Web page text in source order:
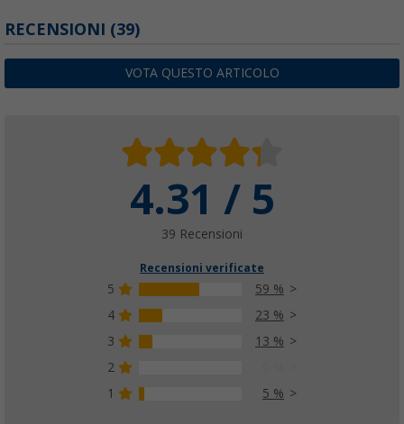
RECENSIONI (39)
VOTA QUESTO ARTICOLO
4.31 / 5
39 Recensioni
Recensioni verificate
5
59 %
4
23 %
3
13 %
2
1
5 %